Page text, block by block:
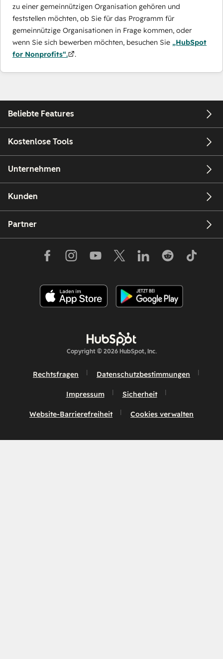
zu einer gemeinnützigen Organisation gehören und
feststellen möchten, ob Sie für das Programm für
gemeinnützige Organisationen in Frage kommen, oder
wenn Sie sich bewerben möchten, besuchen Sie „HubSpot
for Nonprofits“.
.
Beliebte Features
Kostenlose Tools
Unternehmen
Kunden
Partner
Copyright © 2026 HubSpot, Inc.
Rechtsfragen Datenschutzbestimmungen
Impressum Sicherheit
Website-Barrierefreiheit Cookies verwalten